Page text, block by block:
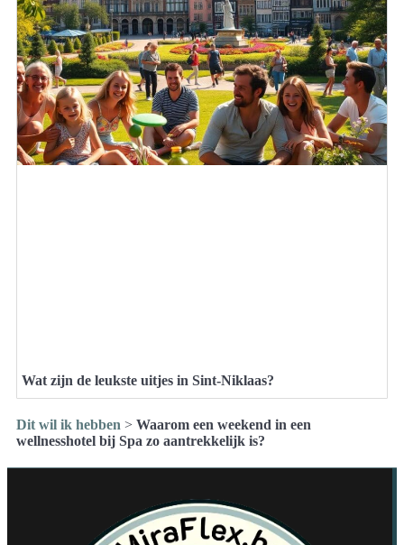
Wat zijn de leukste uitjes in Sint-Niklaas?
Dit wil ik hebben > Waarom een weekend in een
wellnesshotel bij Spa zo aantrekkelijk is?